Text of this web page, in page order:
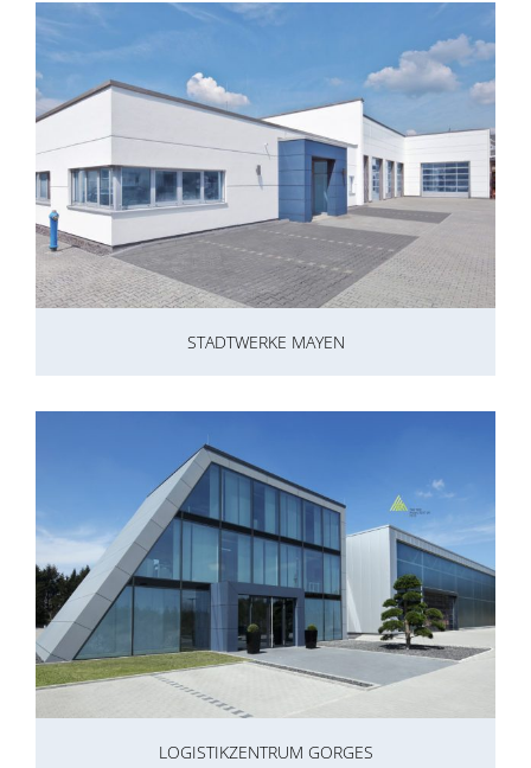
STADTWERKE MAYEN
LOGISTIKZENTRUM GORGES